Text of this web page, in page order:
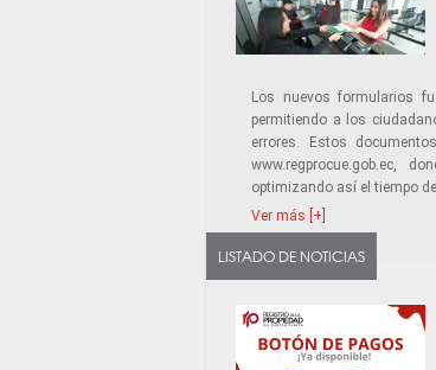
LISTADO DE NOTICIAS
Los nuevos formularios
permitiendo a los
errores. Estos
www.regprocue.gob.ec,
optimizando así el tiempo
Ver más [+]